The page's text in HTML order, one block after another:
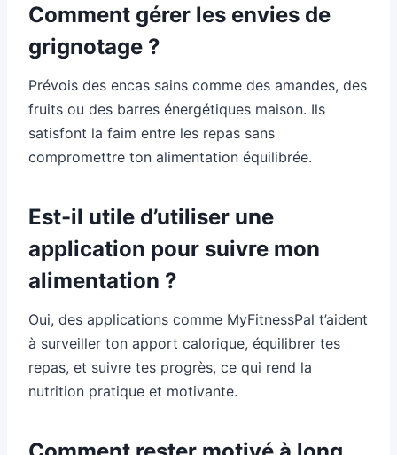
Comment gérer les envies de
grignotage ?
Prévois des encas sains comme des amandes, des
fruits ou des barres énergétiques maison. Ils
satisfont la faim entre les repas sans
compromettre ton alimentation équilibrée.
Est-il utile d’utiliser une
application pour suivre mon
alimentation ?
Oui, des applications comme MyFitnessPal t’aident
à surveiller ton apport calorique, équilibrer tes
repas, et suivre tes progrès, ce qui rend la
nutrition pratique et motivante.